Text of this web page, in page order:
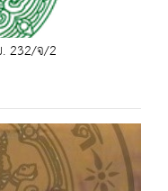
232/จ/2